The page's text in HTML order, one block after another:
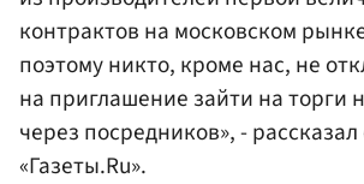
контрактов на московском
поэтому никто, кроме нас, не
на приглашение зайти на торги
через посредников», -
«Газеты.Ru».